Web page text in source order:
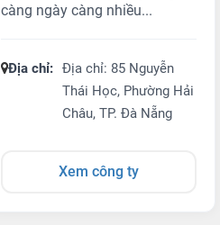
càng ngày càng nhiều...
Địa chỉ: Địa chỉ: 85 Nguyễn
Thái Học, Phường Hải
Châu, TP. Đà Nẵng
Xem công ty